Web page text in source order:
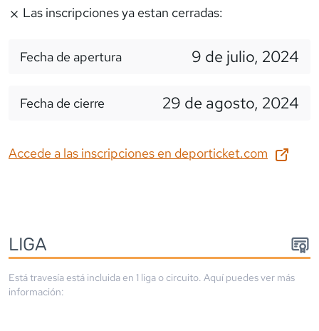
Las inscripciones ya estan cerradas:
Fecha de apertura 9 de julio, 2024
Fecha de cierre 29 de agosto, 2024
Accede a las inscripciones en deporticket.com
LIGA
Está travesía está incluida en 1 liga o circuito. Aquí puedes ver más
información: